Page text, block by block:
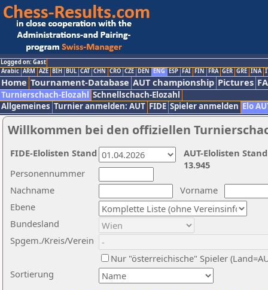
Logged on: Gast
Arabic ARM AZE BIH BUL CAT CHN CRO CZE DEN ENG ESP FAI FIN FRA GER GRE INA
Home Tournament-Database AUT championship Pictures
Turnierschach-Elozahl Schnellschach-Elozahl
Allgemeines Turnier anmelden: AUT FIDE Spieler anmelden Elo
Willkommen bei den offiziellen
Nachname
Vorname
Ebene
Sortierung
Personennummer
Bundesland
Spgem./Kreis/Verein
Nur "österreichische" Spieler
AUT-Elolisten
13.945
FIDE-Elolisten Stand